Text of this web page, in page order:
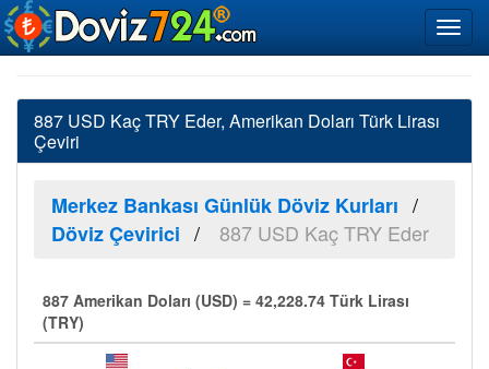
887 USD Kaç TRY Eder, Amerikan Doları Türk Lirası
Çeviri
Merkez Bankası Günlük Döviz Kurları
Döviz Çevirici
887 USD Kaç TRY Eder
887 Amerikan Doları (USD) = 42,228.74 Türk Lirası
(TRY)